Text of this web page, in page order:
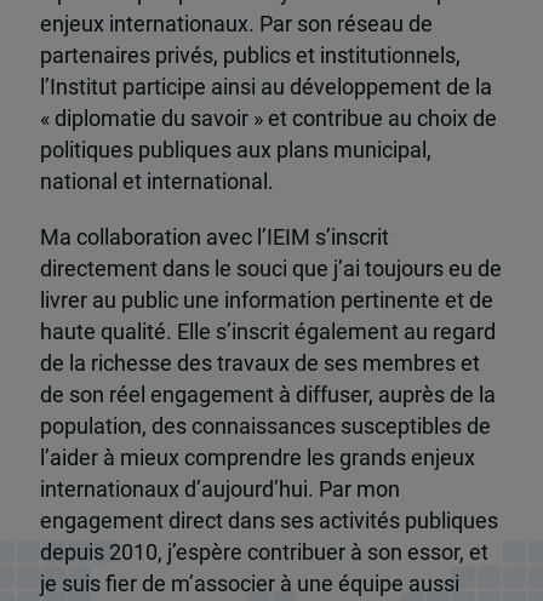
enjeux internationaux. Par son réseau de
partenaires privés, publics et institutionnels,
l’Institut participe ainsi au développement de la
« diplomatie du savoir » et contribue au choix de
politiques publiques aux plans municipal,
national et international.
Ma collaboration avec l’IEIM s’inscrit
directement dans le souci que j’ai toujours eu de
livrer au public une information pertinente et de
haute qualité. Elle s’inscrit également au regard
de la richesse des travaux de ses membres et
de son réel engagement à diffuser, auprès de la
population, des connaissances susceptibles de
l’aider à mieux comprendre les grands enjeux
internationaux d’aujourd’hui. Par mon
engagement direct dans ses activités publiques
depuis 2010, j’espère contribuer à son essor, et
je suis fier de m’associer à une équipe aussi